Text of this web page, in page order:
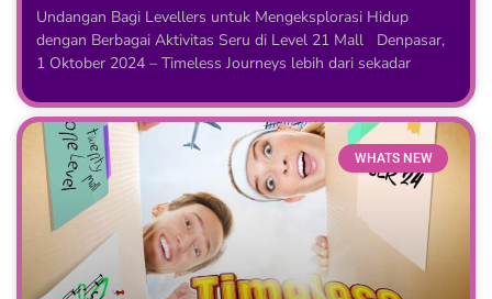
Undangan Bagi Levellers untuk Mengeksplorasi Hidup
dengan Berbagai Aktivitas Seru di Level 21 Mall Denpasar,
1 Oktober 2024 – Timeless Journeys lebih dari sekadar
WHATS NEW